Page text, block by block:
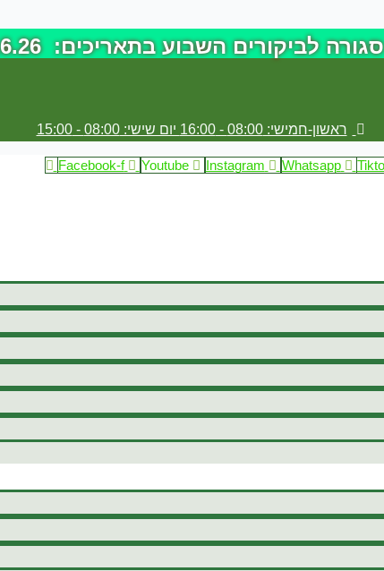
בתאריכים: 18-19.6.26 (ימים חמישי+שישי הקרובים)
ראשון-חמישי: 08:00 - 16:00 יום שישי: 08:00 - 15:00
Facebook-f Youtube Instagram Whatsapp